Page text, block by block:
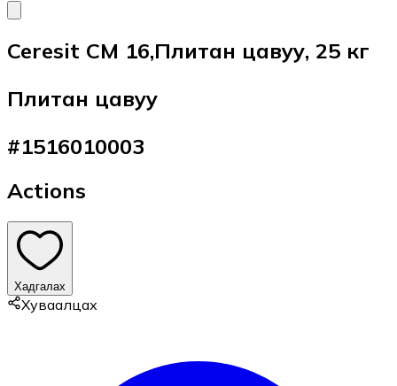
Ceresit CМ 16,Плитан цавуу, 25 кг
Плитан цавуу
#1516010003
Actions
Хадгалах
Хуваалцах